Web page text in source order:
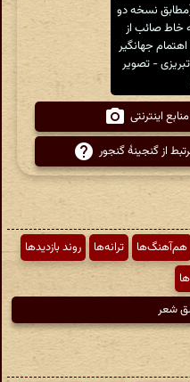
نسخه دو
ق، به خاط صائب از
جهانگیر
تبریزی - تصویر
اینترنتی
از گنجینهٔ گنجور
هم‌آهنگ‌ها ترانه‌ها
روند بازدیدها
شعر